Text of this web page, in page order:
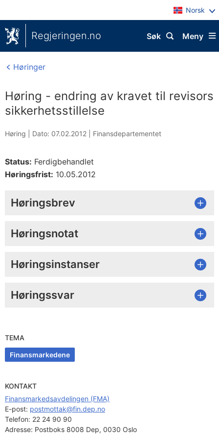
Norsk
Regjeringen.no Meny
Søk
Høringer
Høring - endring av kravet til revisors
sikkerhetsstillelse
Høring | Dato: 07.02.2012 Finansdepartementet
Status: Ferdigbehandlet
Høringsfrist: 10.05.2012
Høringsbrev
Høringsnotat
Høringsinstanser
Høringssvar
TEMA
Finansmarkedene
KONTAKT
Finansmarkedsavdelingen (FMA)
E-post: postmottak@fin.dep.no
Telefon: 22 24 90 90
Adresse: Postboks 8008 Dep, 0030 Oslo